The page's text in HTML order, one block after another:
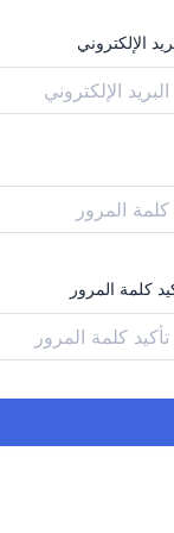
الإلكتروني
كلمة المرور